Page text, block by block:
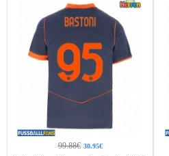
99.88€ 30.95€